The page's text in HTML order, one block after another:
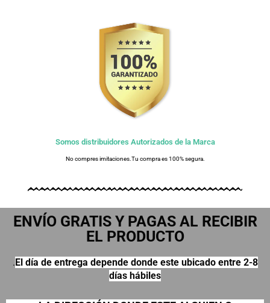
Somos distribuidores Autorizados de la Marca
No compres imitaciones.Tu compra es 100% segura.
ENVÍO GRATIS Y PAGAS AL RECIBIR
EL PRODUCTO
.El día de entrega depende donde este ubicado entre 2-8
días hábiles